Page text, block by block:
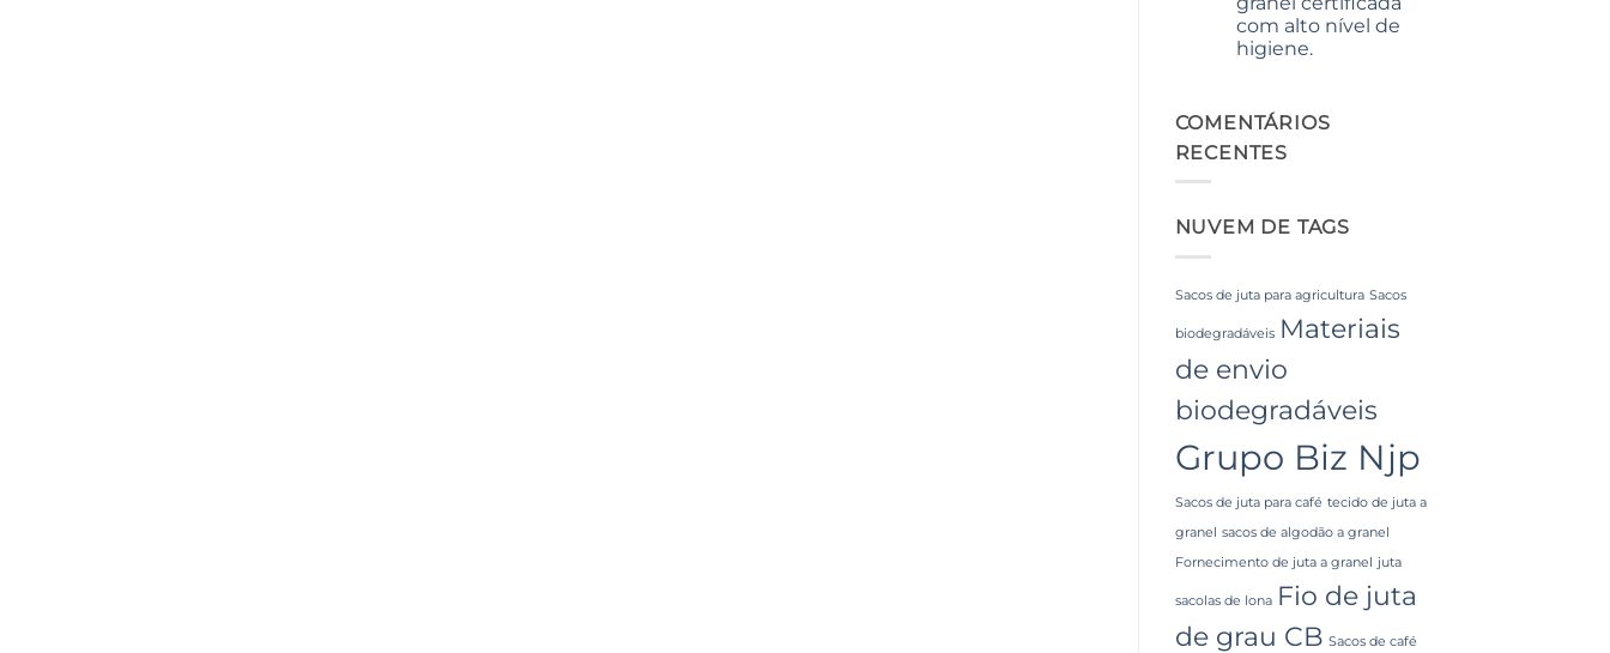
Laminated
PP
Woven
Bags
a
Industrial
com alto nível de
higiene.
Food
Grade
FIBC
Bag:
Bulk
COMENTÁRIOS
RECENTES
NUVEM DE TAGS
Sacos de juta para agricultura Sacos
biodegradáveis Materiais
de envio
biodegradáveis
Grupo Biz Njp
Sacos de juta para café tecido de juta a
granel sacos de algodão a granel
Fornecimento de juta a granel juta
sacolas de lona Fio de juta
de grau CB Sacos de café